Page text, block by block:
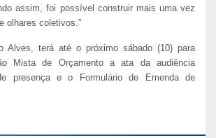
assim, foi possível construir mais uma vez
olhares coletivos.”
Alves, terá até o próximo sábado (10) para
Mista de Orçamento a ata da audiência
presença e o Formulário de Emenda de